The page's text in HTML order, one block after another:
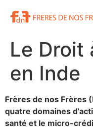
Le Droit
en Inde
Frères de nos Frères
quatre domaines
santé et le micro-